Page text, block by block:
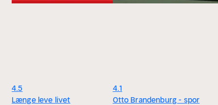
4.5
Længe leve livet
4.1
Otto Brandenburg - spor